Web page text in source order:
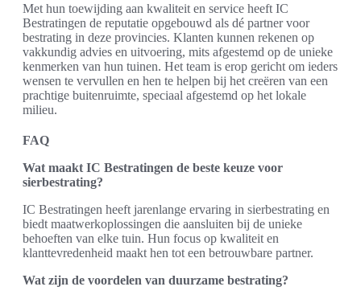
Met hun toewijding aan kwaliteit en service heeft IC
Bestratingen de reputatie opgebouwd als dé partner voor
bestrating in deze provincies. Klanten kunnen rekenen op
vakkundig advies en uitvoering, mits afgestemd op de unieke
kenmerken van hun tuinen. Het team is erop gericht om ieders
wensen te vervullen en hen te helpen bij het creëren van een
prachtige buitenruimte, speciaal afgestemd op het lokale
milieu.
FAQ
Wat maakt IC Bestratingen de beste keuze voor
sierbestrating?
IC Bestratingen heeft jarenlange ervaring in sierbestrating en
biedt maatwerkoplossingen die aansluiten bij de unieke
behoeften van elke tuin. Hun focus op kwaliteit en
klanttevredenheid maakt hen tot een betrouwbare partner.
Wat zijn de voordelen van duurzame bestrating?